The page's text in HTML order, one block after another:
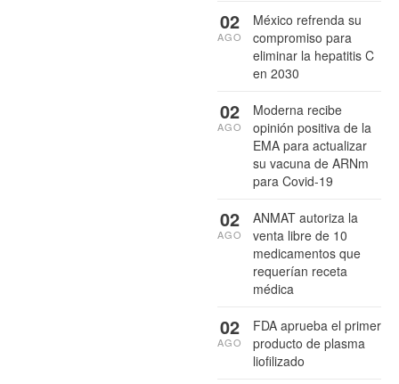
México refrenda su
compromiso para
eliminar la hepatitis C
en 2030
02
AGO
Moderna recibe
opinión positiva de la
EMA para actualizar
su vacuna de ARNm
para Covid-19
02
AGO
ANMAT autoriza la
venta libre de 10
medicamentos que
requerían receta
médica
02
AGO
FDA aprueba el primer
producto de plasma
liofilizado
02
AGO